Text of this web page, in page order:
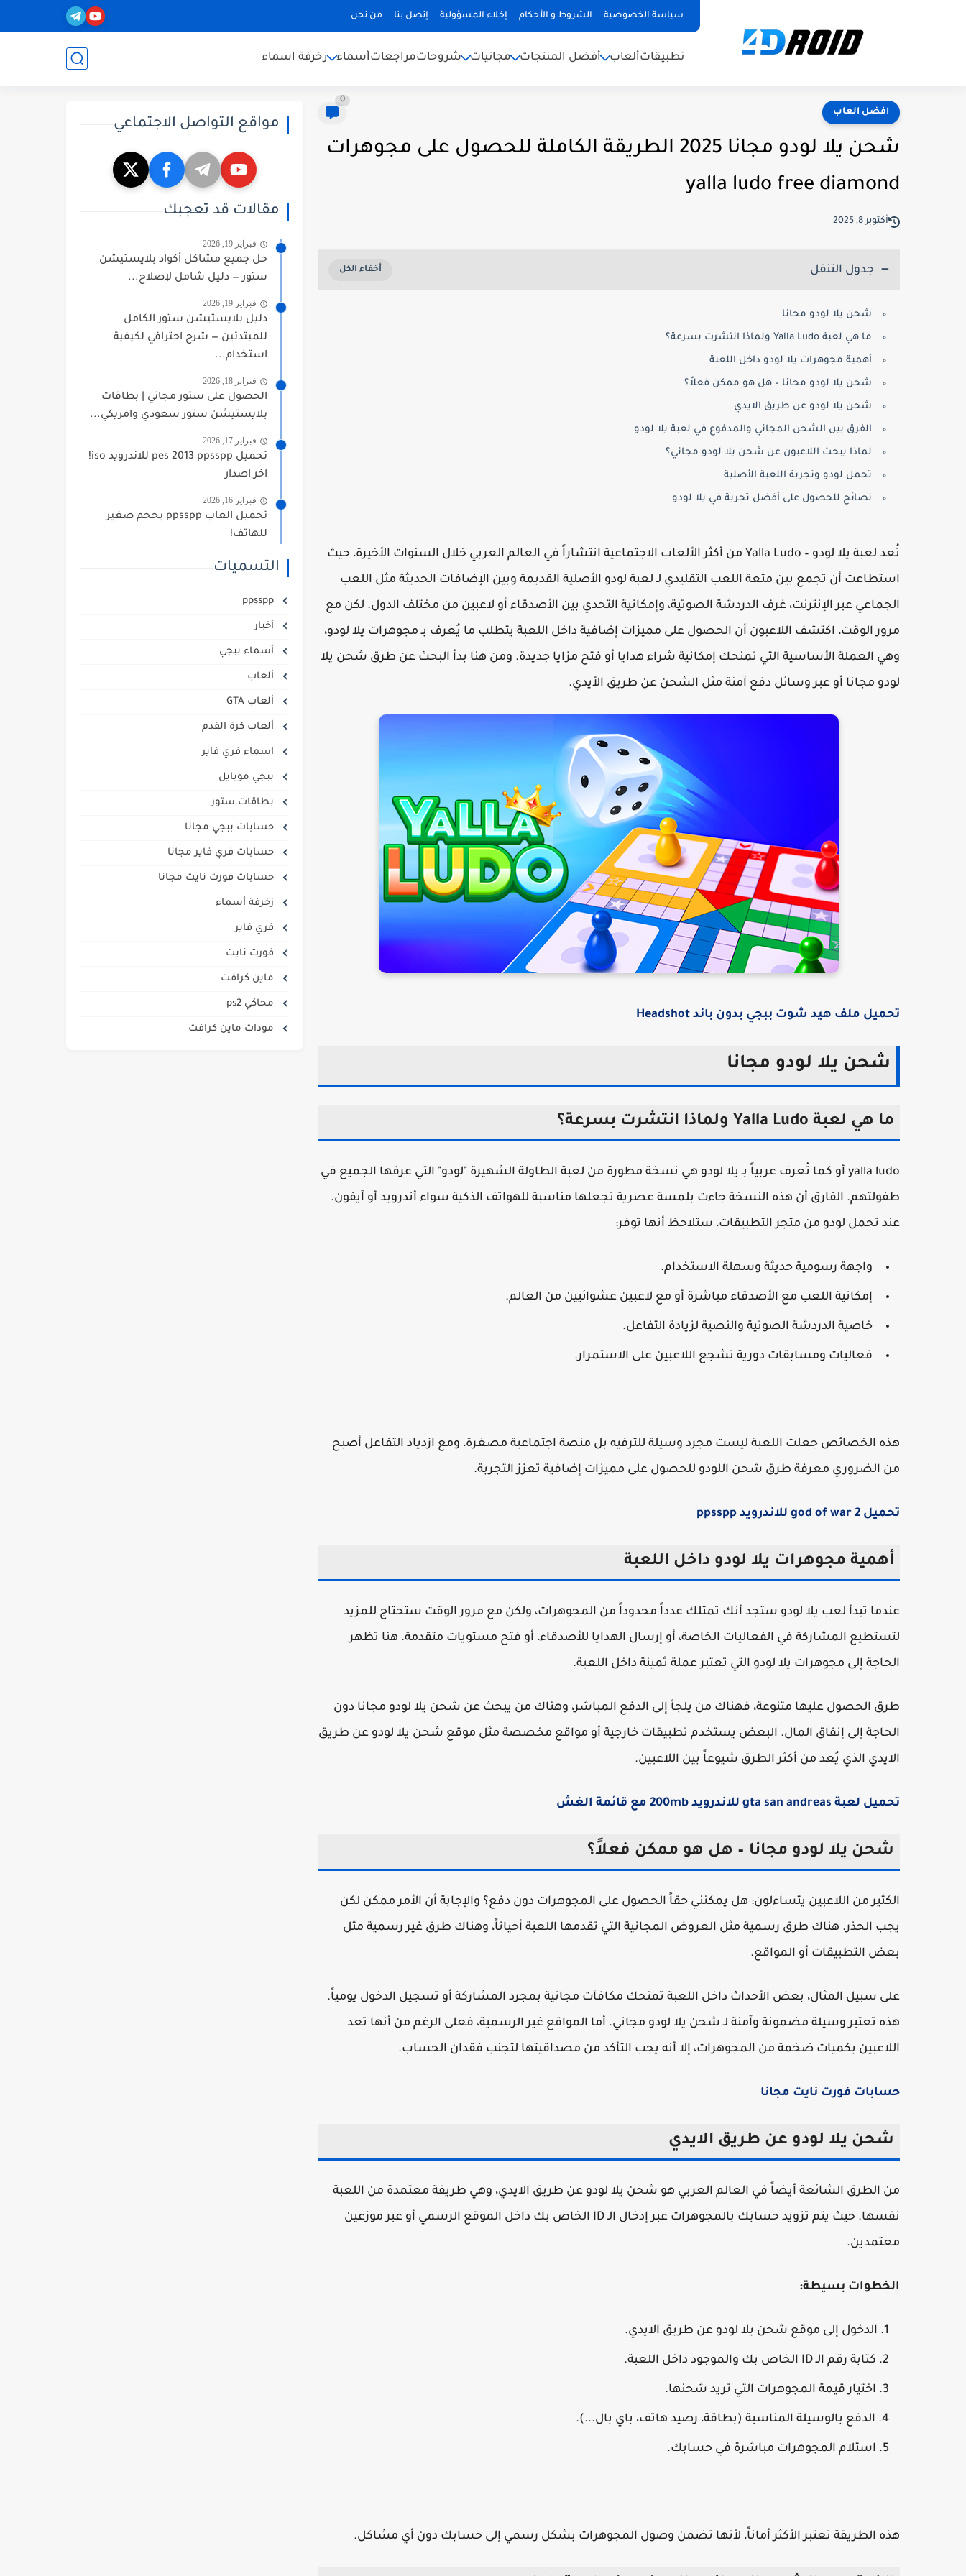
سياسة الخصوصية الشروط و الأحكام إخلاء المسؤولية إتصل بنا من نحن
تطبيقاتألعاب أفضل المنتجات مجانيات شروحاتمراجعاتأسماء زخرفة اسماء
افضل العاب
0
شحن يلا لودو مجانا 2025 الطريقة الكاملة للحصول على مجوهرات
yalla ludo free diamond
أكتوبر 8, 2025
جدول التنقل
شحن يلا لودو مجانا
ما هي لعبة Yalla Ludo ولماذا انتشرت بسرعة؟
أهمية مجوهرات يلا لودو داخل اللعبة
شحن يلا لودو مجانا – هل هو ممكن فعلاً؟
شحن يلا لودو عن طريق الايدي
الفرق بين الشحن المجاني والمدفوع في لعبة يلا لودو
لماذا يبحث اللاعبون عن شحن يلا لودو مجاني؟
تحمل لودو وتجربة اللعبة الأصلية
نصائح للحصول على أفضل تجربة في يلا لودو
تُعد لعبة يلا لودو – Yalla Ludo من أكثر الألعاب الاجتماعية انتشاراً في العالم العربي خلال السنوات الأخيرة، حيث
استطاعت أن تجمع بين متعة اللعب التقليدي لـ لعبة لودو الأصلية القديمة وبين الإضافات الحديثة مثل اللعب
الجماعي عبر الإنترنت، غرف الدردشة الصوتية، وإمكانية التحدي بين الأصدقاء أو لاعبين من مختلف الدول. لكن مع
مرور الوقت، اكتشف اللاعبون أن الحصول على مميزات إضافية داخل اللعبة يتطلب ما يُعرف بـ مجوهرات يلا لودو،
وهي العملة الأساسية التي تمنحك إمكانية شراء هدايا أو فتح مزايا جديدة. ومن هنا بدأ البحث عن طرق شحن يلا
لودو مجانا أو عبر وسائل دفع آمنة مثل الشحن عن طريق الأيدي.
تحميل ملف هيد شوت ببجي بدون باند Headshot
شحن يلا لودو مجانا
ما هي لعبة Yalla Ludo ولماذا انتشرت بسرعة؟
yalla ludo أو كما تُعرف عربياً بـ يلا لودو هي نسخة مطورة من لعبة الطاولة الشهيرة "لودو" التي عرفها الجميع في
طفولتهم. الفارق أن هذه النسخة جاءت بلمسة عصرية تجعلها مناسبة للهواتف الذكية سواء أندرويد أو آيفون.
عند تحمل لودو من متجر التطبيقات، ستلاحظ أنها توفر:
واجهة رسومية حديثة وسهلة الاستخدام.
إمكانية اللعب مع الأصدقاء مباشرة أو مع لاعبين عشوائيين من العالم.
خاصية الدردشة الصوتية والنصية لزيادة التفاعل.
فعاليات ومسابقات دورية تشجع اللاعبين على الاستمرار.
هذه الخصائص جعلت اللعبة ليست مجرد وسيلة للترفيه بل منصة اجتماعية مصغرة، ومع ازدياد التفاعل أصبح
من الضروري معرفة طرق شحن اللودو للحصول على مميزات إضافية تعزز التجربة.
تحميل god of war 2 للاندرويد ppsspp
أهمية مجوهرات يلا لودو داخل اللعبة
عندما تبدأ لعب يلا لودو ستجد أنك تمتلك عدداً محدوداً من المجوهرات، ولكن مع مرور الوقت ستحتاج للمزيد
لتستطيع المشاركة في الفعاليات الخاصة، أو إرسال الهدايا للأصدقاء، أو فتح مستويات متقدمة. هنا تظهر
الحاجة إلى مجوهرات يلا لودو التي تعتبر عملة ثمينة داخل اللعبة.
طرق الحصول عليها متنوعة، فهناك من يلجأ إلى الدفع المباشر، وهناك من يبحث عن شحن يلا لودو مجانا دون
الحاجة إلى إنفاق المال. البعض يستخدم تطبيقات خارجية أو مواقع مخصصة مثل موقع شحن يلا لودو عن طريق
الايدي الذي يُعد من أكثر الطرق شيوعاً بين اللاعبين.
تحميل لعبة gta san andreas للاندرويد 200mb مع قائمة الغش
شحن يلا لودو مجانا – هل هو ممكن فعلاً؟
الكثير من اللاعبين يتساءلون: هل يمكنني حقاً الحصول على المجوهرات دون دفع؟ والإجابة أن الأمر ممكن لكن
يجب الحذر. هناك طرق رسمية مثل العروض المجانية التي تقدمها اللعبة أحياناً، وهناك طرق غير رسمية مثل
بعض التطبيقات أو المواقع.
على سبيل المثال، بعض الأحداث داخل اللعبة تمنحك مكافآت مجانية بمجرد المشاركة أو تسجيل الدخول يومياً.
هذه تعتبر وسيلة مضمونة وآمنة لـ شحن يلا لودو مجاني. أما المواقع غير الرسمية، فعلى الرغم من أنها تعد
اللاعبين بكميات ضخمة من المجوهرات، إلا أنه يجب التأكد من مصداقيتها لتجنب فقدان الحساب.
حسابات فورت نايت مجانا
شحن يلا لودو عن طريق الايدي
من الطرق الشائعة أيضاً في العالم العربي هو شحن يلا لودو عن طريق الايدي، وهي طريقة معتمدة من اللعبة
نفسها. حيث يتم تزويد حسابك بالمجوهرات عبر إدخال الـ ID الخاص بك داخل الموقع الرسمي أو عبر موزعين
معتمدين.
الخطوات بسيطة:
الدخول إلى موقع شحن يلا لودو عن طريق الايدي.
كتابة رقم الـ ID الخاص بك والموجود داخل اللعبة.
اختيار قيمة المجوهرات التي تريد شحنها.
الدفع بالوسيلة المناسبة (بطاقة، رصيد هاتف، باي بال...).
استلام المجوهرات مباشرة في حسابك.
هذه الطريقة تعتبر الأكثر أماناً، لأنها تضمن وصول المجوهرات بشكل رسمي إلى حسابك دون أي مشاكل.
مواقع التواصل الاجتماعي
مقالات قد تعجبك
فبراير 19, 2026
حل جميع مشاكل أكواد بلايستيشن
ستور — دليل شامل لإصلاح...
فبراير 19, 2026
دليل بلايستيشن ستور الكامل
للمبتدئين — شرح احترافي لكيفية
استخدام...
فبراير 18, 2026
الحصول على ستور مجاني | بطاقات
بلايستيشن ستور سعودي وامريكي...
فبراير 17, 2026
تحميل pes 2013 ppsspp للاندرويد iso!
اخر اصدار
فبراير 16, 2026
تحميل العاب ppsspp بحجم صغير
للهاتف!
التسميات
ppsspp
أخبار
أسماء ببجي
ألعاب
ألعاب GTA
ألعاب كرة القدم
اسماء فري فاير
ببجي موبايل
بطاقات ستور
حسابات ببجي مجانا
حسابات فري فاير مجانا
حسابات فورت نايت مجانا
زخرفة أسماء
فري فاير
فورت نايت
ماين كرافت
محاكي ps2
مودات ماين كرافت